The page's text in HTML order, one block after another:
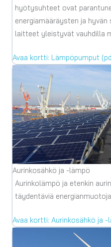
hyötysuhteet ovat
energiamääräysten ja
laitteet yleistyvät vauhdilla
Avaa kortti: Lämpöpumput
Aurinkosähkö ja -lämpö
Aurinkolämpö ja etenkin
täydentäviä
Avaa kortti: Aurinkosähkö ja